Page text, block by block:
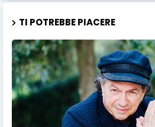
TI POTREBBE PIACERE